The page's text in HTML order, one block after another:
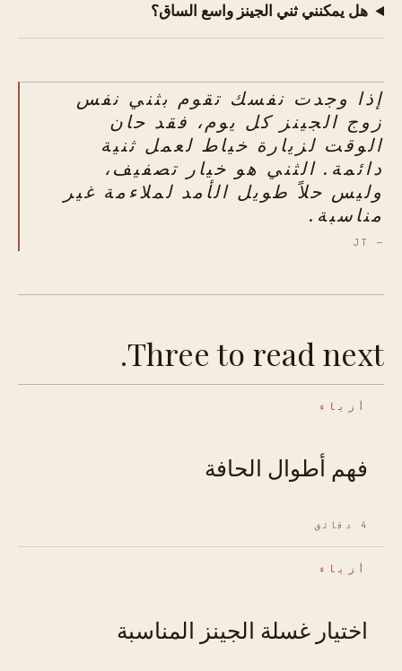
هل يمكنني ثني الجينز واسع الساق؟
إذا وجدت نفسك تقوم بثني نفس
زوج الجينز كل يوم، فقد حان
الوقت لزيارة خياط لعمل ثنية
دائمة. الثني هو خيار تصفيف،
وليس حلاً طويل الأمد لملاءمة غير
مناسبة.
— JT
Three to read next.
أزياء
فهم أطوال الحافة
4 دقائق
أزياء
اختيار غسلة الجينز المناسبة